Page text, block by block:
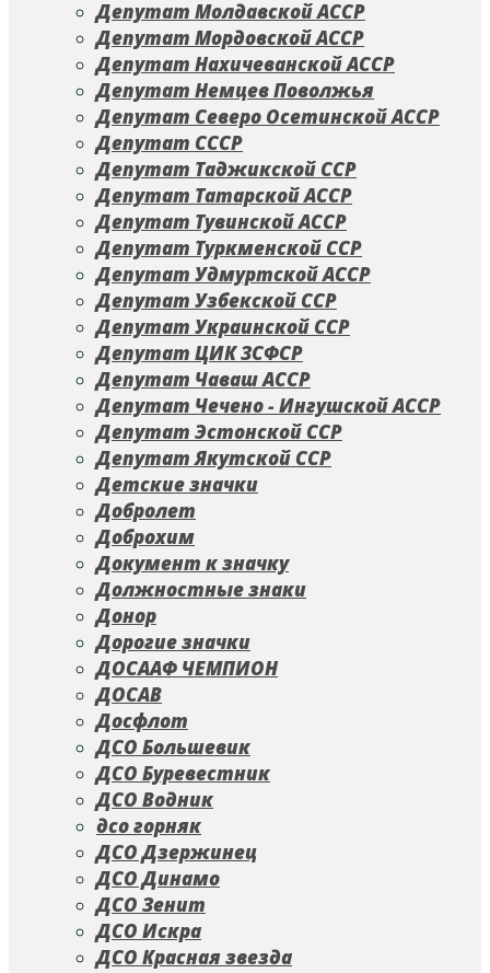
Депутат Молдавской АССР
Депутат Мордовской АССР
Депутат Нахичеванской АССР
Депутат Немцев Поволжья
Депутат Северо Осетинской АССР
Депутат СССР
Депутат Таджикской ССР
Депутат Татарской АССР
Депутат Тувинской АССР
Депутат Туркменской ССР
Депутат Удмуртской АССР
Депутат Узбекской ССР
Депутат Украинской ССР
Депутат ЦИК ЗСФСР
Депутат Чаваш АССР
Депутат Чечено - Ингушской АССР
Депутат Эстонской ССР
Депутат Якутской ССР
Детские значки
Добролет
Доброхим
Документ к значку
Должностные знаки
Донор
Дорогие значки
ДОСААФ ЧЕМПИОН
ДОСАВ
Досфлот
ДСО Большевик
ДСО Буревестник
ДСО Водник
дсо горняк
ДСО Дзержинец
ДСО Динамо
ДСО Зенит
ДСО Искра
ДСО Красная звезда